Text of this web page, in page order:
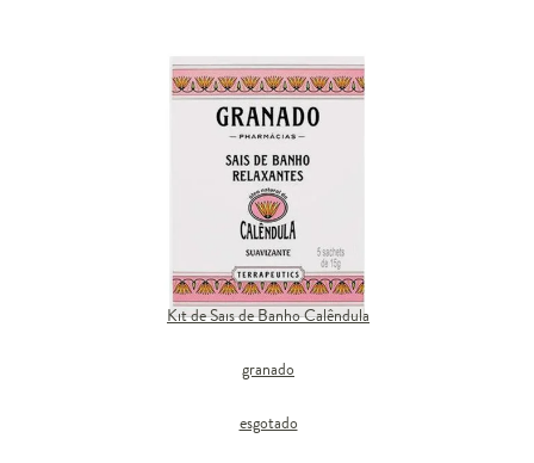
Kit de Sais de Banho Calêndula
granado
esgotado